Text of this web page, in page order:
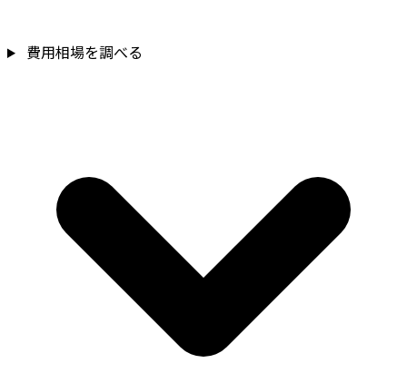
費用相場を調べる